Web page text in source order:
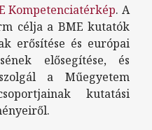
Kompetenciatérkép. A
célja a BME kutatók
erősítése és európai
elősegítése, és
a Műegyetem
kutatási